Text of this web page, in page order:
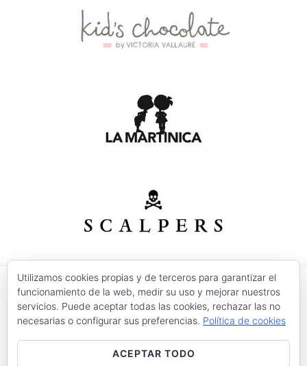
© 2026 Modas Isabel - C/ Verónica Nº 30 - CP. 30520 -
Jumilla (Murcia)
Precios válidos salvo error tipográfico o fin de
existencias.
Condiciones de Uso
Utilizamos cookies propias y de terceros para garantizar el
funcionamiento de la web, medir su uso y mejorar nuestros
servicios. Puede aceptar todas las cookies, rechazar las no
necesarias o configurar sus preferencias. Política de cookies
ACEPTAR TODO